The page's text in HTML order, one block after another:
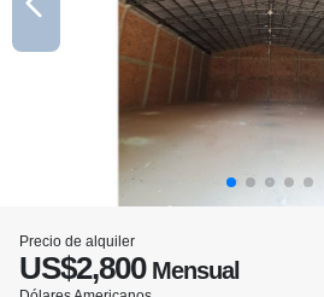
Precio de alquiler
US$2,800Mensual